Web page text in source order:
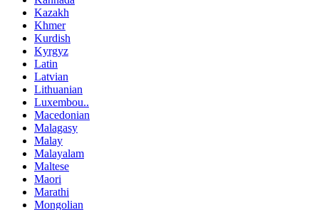
Kazakh
Khmer
Kurdish
Kyrgyz
Latin
Latvian
Lithuanian
Luxembou..
Macedonian
Malagasy
Malay
Malayalam
Maltese
Maori
Marathi
Mongolian